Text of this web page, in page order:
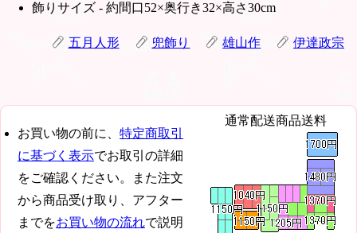
飾りサイズ - 約間口52×奥行き32×高さ30cm
五月人形 兜飾り 雄山作 伊達政宗
通常配送商品送料
お買い物の前に、 特定商取引
に基づく表示でお取引の詳細
をご確認ください。また注文
から商品受け取り、アフター
までをお買い物の流れで説明